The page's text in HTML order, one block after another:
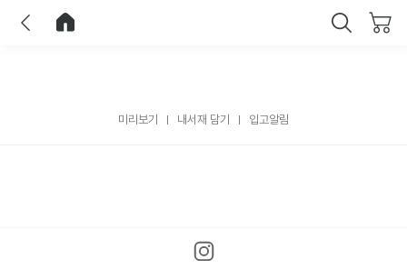
미리보기 내서재 담기 입고알림